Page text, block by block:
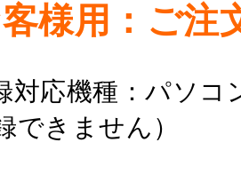
様用：ご注
対応機種：パソ
できません）